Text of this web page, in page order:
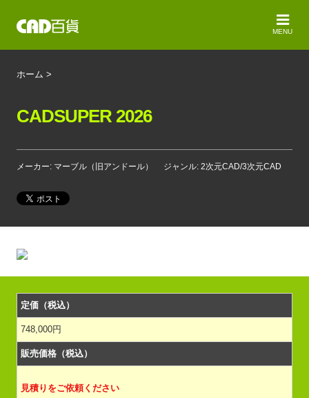
MENU
ホーム >
CADSUPER 2026
メーカー: マーブル（旧アンドール） ジャンル: 2次元CAD/3次元CAD
定価（税込）
748,000円
販売価格（税込）
見積りをご依頼ください